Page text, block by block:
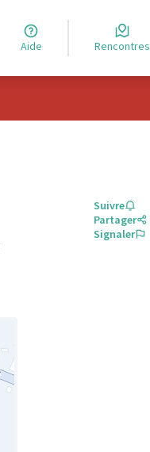
Aide Rencontres
Suivre
Partager
Signaler